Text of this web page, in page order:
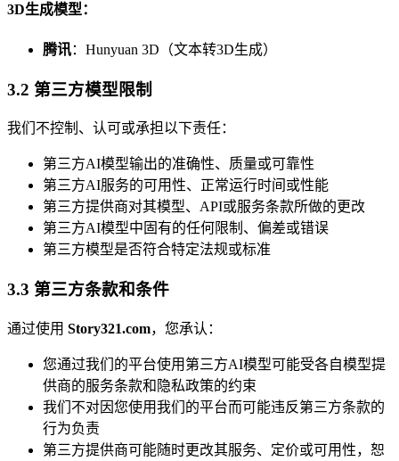
3D生成模型：
腾讯：Hunyuan 3D（文本转3D生成）
3.2 第三方模型限制
我们不控制、认可或承担以下责任：
第三方AI模型输出的准确性、质量或可靠性
第三方AI服务的可用性、正常运行时间或性能
第三方提供商对其模型、API或服务条款所做的更改
第三方AI模型中固有的任何限制、偏差或错误
第三方模型是否符合特定法规或标准
3.3 第三方条款和条件
通过使用 Story321.com，您承认：
您通过我们的平台使用第三方AI模型可能受各自模型提
供商的服务条款和隐私政策的约束
我们不对因您使用我们的平台而可能违反第三方条款的
行为负责
第三方提供商可能随时更改其服务、定价或可用性，恕